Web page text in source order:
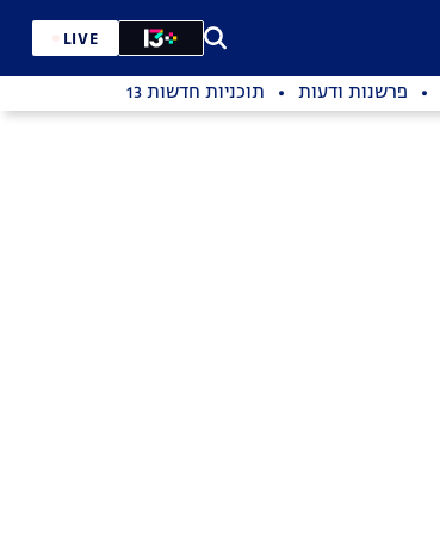
LIVE
פרשנות ודעות תוכניות חדשות 13